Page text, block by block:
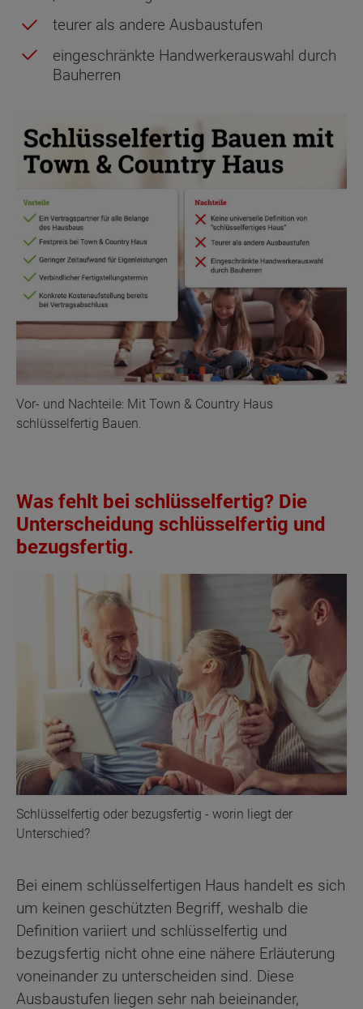
Vor- und Nachteile: Mit Town & Country Haus
schlüsselfertig Bauen.
teurer als andere Ausbaustufen
eingeschränkte Handwerkerauswahl durch
Bauherren
Was fehlt bei schlüsselfertig? Die
Unterscheidung schlüsselfertig und
bezugsfertig.
Schlüsselfertig oder bezugsfertig - worin liegt der
Unterschied?
Bei einem schlüsselfertigen Haus handelt es sich
um keinen geschützten Begriff, weshalb die
Definition variiert und schlüsselfertig und
bezugsfertig nicht ohne eine nähere Erläuterung
voneinander zu unterscheiden sind. Diese
Ausbaustufen liegen sehr nah beieinander,